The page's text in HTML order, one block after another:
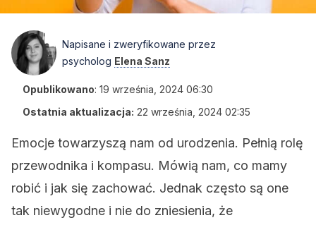
Napisane i zweryfikowane przez
psycholog Elena Sanz
Opublikowano: 19 września, 2024 06:30
Ostatnia aktualizacja: 22 września, 2024 02:35
Emocje towarzyszą nam od urodzenia. Pełnią rolę
przewodnika i kompasu. Mówią nam, co mamy
robić i jak się zachować. Jednak często są one
tak niewygodne i nie do zniesienia, że